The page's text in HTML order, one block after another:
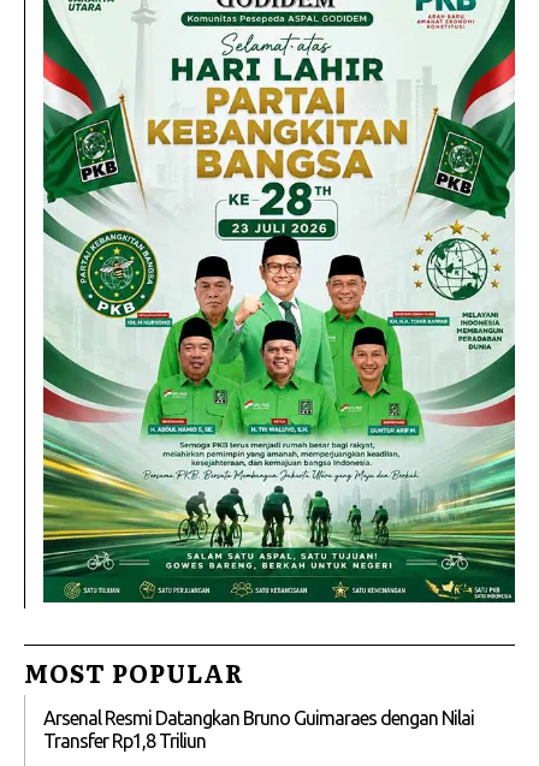
MOST POPULAR
Arsenal Resmi Datangkan Bruno Guimaraes dengan Nilai
Transfer Rp1,8 Triliun